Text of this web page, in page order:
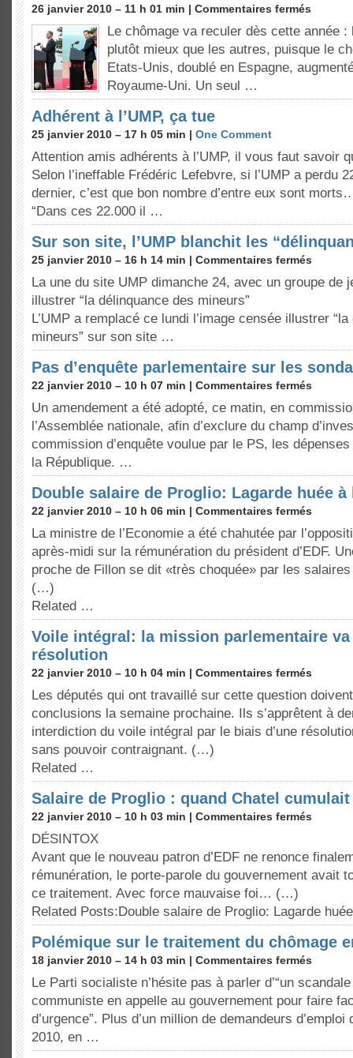
26 janvier 2010 – 11 h 01 min | Commentaires fermés
Le chômage va reculer dès cette année :
plutôt mieux que les autres, puisque le
Etats-Unis, doublé en Espagne,
Royaume-Uni. Un seul …
Adhérent à l’UMP, ça tue
25 janvier 2010 – 17 h 05 min | One Comment
Attention amis adhérents à l’UMP, il vous faut savoir
Selon l’ineffable Frédéric Lefebvre, si l’UMP a perdu
dernier, c’est que bon nombre d’entre eux sont
“Dans ces 22.000 il …
Sur son site, l’UMP blanchit les
25 janvier 2010 – 16 h 14 min | Commentaires fermés
La une du site UMP dimanche 24, avec un groupe de
illustrer “la délinquance des mineurs”
L’UMP a remplacé ce lundi l’image censée illustrer
mineurs” sur son site …
Pas d’enquête parlementaire sur les
22 janvier 2010 – 10 h 07 min | Commentaires fermés
Un amendement a été adopté, ce matin, en
l’Assemblée nationale, afin d’exclure du champ
commission d’enquête voulue par le PS, les
la République. …
Double salaire de Proglio: Lagarde huée à
22 janvier 2010 – 10 h 06 min | Commentaires fermés
La ministre de l’Economie a été chahutée par
après-midi sur la rémunération du président d’EDF.
proche de Fillon se dit «très choquée» par les
(…)
Related …
Voile intégral: la mission parlementaire
résolution
22 janvier 2010 – 10 h 04 min | Commentaires fermés
Les députés qui ont travaillé sur cette question
conclusions la semaine prochaine. Ils s’apprêtent à
interdiction du voile intégral par le biais d’une
sans pouvoir contraignant. (…)
Related …
Salaire de Proglio : quand Chatel
22 janvier 2010 – 10 h 03 min | Commentaires fermés
DÉSINTOX
Avant que le nouveau patron d’EDF ne renonce
rémunération, le porte-parole du gouvernement avait
ce traitement. Avec force mauvaise foi… (…)
Related Posts:Double salaire de Proglio: Lagarde
Polémique sur le traitement du chômage
18 janvier 2010 – 14 h 03 min | Commentaires fermés
Le Parti socialiste n’hésite pas à parler d’“un
communiste en appelle au gouvernement pour faire
d’urgence”. Plus d’un million de demandeurs
2010, en …